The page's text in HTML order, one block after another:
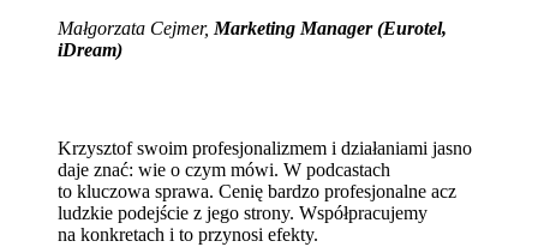
Małgorzata Cejmer, Marketing Manager (Eurotel,
iDream)
Krzysztof swoim profesjonalizmem i działaniami jasno
daje znać: wie o czym mówi. W podcastach
to kluczowa sprawa. Cenię bardzo profesjonalne acz
ludzkie podejście z jego strony. Współpracujemy
na konkretach i to przynosi efekty.